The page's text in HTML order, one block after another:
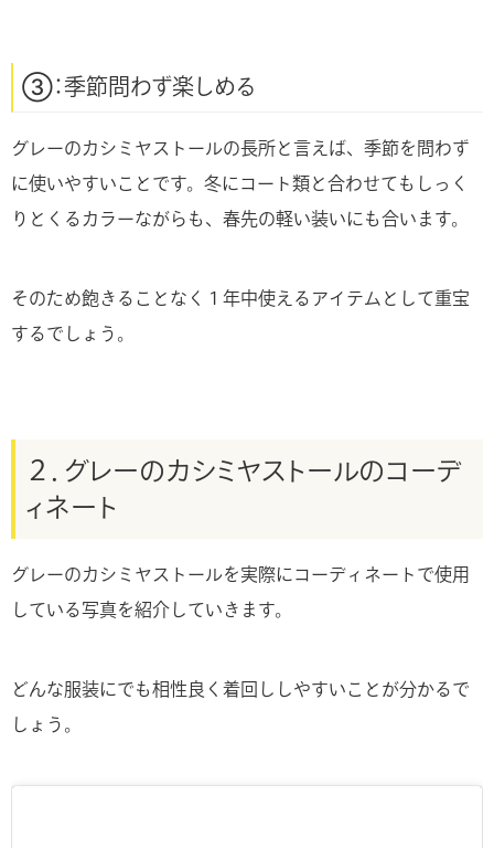
③：季節問わず楽しめる
グレーのカシミヤストールの長所と言えば、季節を問わず
に使いやすいことです。冬にコート類と合わせてもしっく
りとくるカラーながらも、春先の軽い装いにも合います。
そのため飽きることなく１年中使えるアイテムとして重宝
するでしょう。
２．グレーのカシミヤストールのコーデ
ィネート
グレーのカシミヤストールを実際にコーディネートで使用
している写真を紹介していきます。
どんな服装にでも相性良く着回ししやすいことが分かるで
しょう。